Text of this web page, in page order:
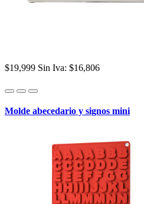
$19,999 Sin Iva: $16,806
Molde abecedario y signos mini